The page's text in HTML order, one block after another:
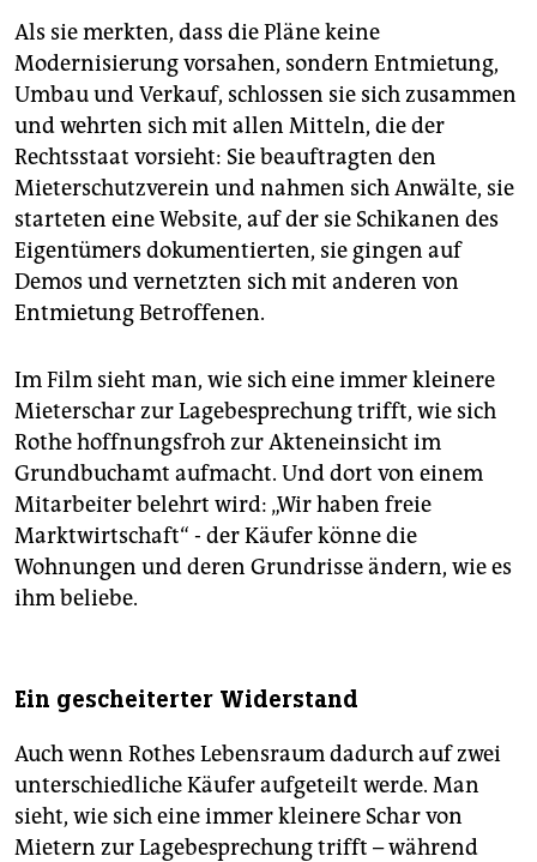
Als sie merkten, dass die Pläne keine
Modernisierung vorsahen, sondern Entmietung,
Umbau und Verkauf, schlossen sie sich zusammen
und wehrten sich mit allen Mitteln, die der
Rechtsstaat vorsieht: Sie beauftragten den
Mieterschutzverein und nahmen sich Anwälte, sie
starteten eine Website, auf der sie Schikanen des
Eigentümers dokumentierten, sie gingen auf
Demos und vernetzten sich mit anderen von
Entmietung Betroffenen.
Im Film sieht man, wie sich eine immer kleinere
Mieterschar zur Lagebesprechung trifft, wie sich
Rothe hoffnungsfroh zur Akteneinsicht im
Grundbuchamt aufmacht. Und dort von einem
Mitarbeiter belehrt wird: „Wir haben freie
Marktwirtschaft“ - der Käufer könne die
Wohnungen und deren Grundrisse ändern, wie es
ihm beliebe.
Ein gescheiterter Widerstand
Auch wenn Rothes Lebensraum dadurch auf zwei
unterschiedliche Käufer aufgeteilt werde. Man
sieht, wie sich eine immer kleinere Schar von
Mietern zur Lagebesprechung trifft – während